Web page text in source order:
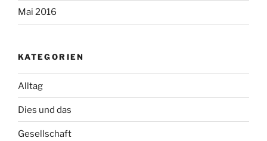
Mai 2016
KATEGORIEN
Alltag
Dies und das
Gesellschaft